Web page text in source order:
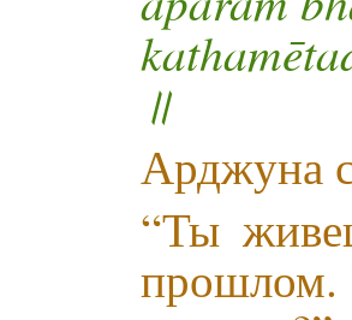
॥
Арджуна
“Ты
прошлом.